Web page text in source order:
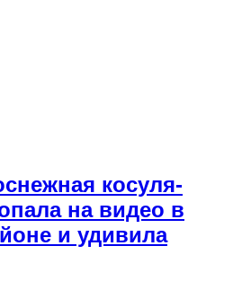
косуля-
на видео в
и удивила